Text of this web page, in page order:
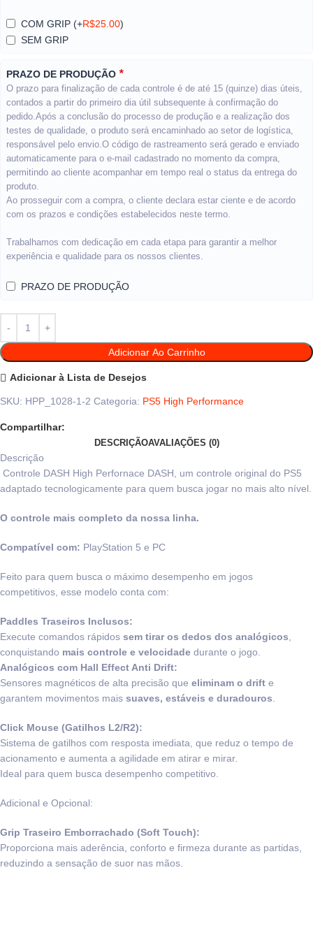
COM GRIP (+R$25.00)
SEM GRIP
PRAZO DE PRODUÇÃO *
O prazo para finalização de cada controle é de até 15 (quinze) dias úteis,
contados a partir do primeiro dia útil subsequente à confirmação do
pedido.Após a conclusão do processo de produção e a realização dos
testes de qualidade, o produto será encaminhado ao setor de logística,
responsável pelo envio.O código de rastreamento será gerado e enviado
automaticamente para o e-mail cadastrado no momento da compra,
permitindo ao cliente acompanhar em tempo real o status da entrega do
produto.
Ao prosseguir com a compra, o cliente declara estar ciente e de acordo
com os prazos e condições estabelecidos neste termo.
Trabalhamos com dedicação em cada etapa para garantir a melhor
experiência e qualidade para os nossos clientes.
PRAZO DE PRODUÇÃO
Adicionar Ao Carrinho
Adicionar à Lista de Desejos
SKU: HPP_1028-1-2 Categoria: PS5 High Performance
Compartilhar:
DESCRIÇÃOAVALIAÇÕES (0)
Descrição
Controle DASH High Perfornace DASH, um controle original do PS5
adaptado tecnologicamente para quem busca jogar no mais alto nível.
O controle mais completo da nossa linha.
Compatível com: PlayStation 5 e PC
Feito para quem busca o máximo desempenho em jogos
competitivos, esse modelo conta com:
Paddles Traseiros Inclusos:
Execute comandos rápidos sem tirar os dedos dos analógicos
conquistando mais controle e velocidade durante o jogo.
Analógicos com Hall Effect Anti Drift:
Sensores magnéticos de alta precisão que eliminam o drift e
garantem movimentos mais suaves, estáveis e duradouros
Click Mouse (Gatilhos L2/R2):
Sistema de gatilhos com resposta imediata, que reduz o tempo de
acionamento e aumenta a agilidade em atirar e mirar.
Ideal para quem busca desempenho competitivo.
Adicional e Opcional:
Grip Traseiro Emborrachado (Soft Touch):
Proporciona mais aderência, conforto e firmeza durante as partidas,
reduzindo a sensação de suor nas mãos.